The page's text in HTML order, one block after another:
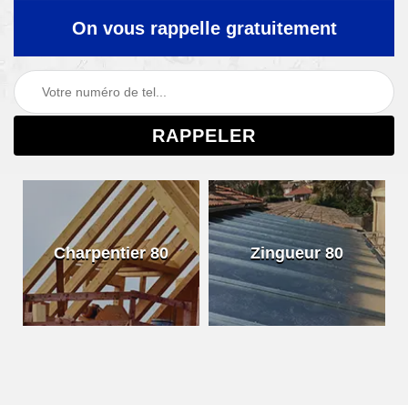
On vous rappelle gratuitement
Charpentier 80 Zingueur 80